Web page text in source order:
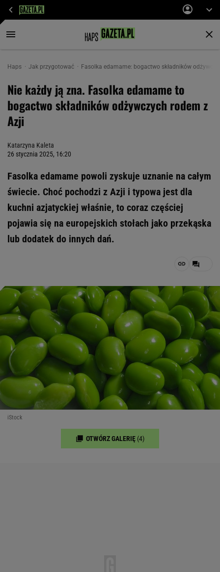
Haps Jak przygotować Fasolka edamame: bogactwo składników
Nie każdy ją zna. Fasolka edamame to
bogactwo składników odżywczych rodem z
Azji
Katarzyna Kaleta
26 stycznia 2025, 16:20
Fasolka edamame powoli zyskuje uznanie na całym
świecie. Choć pochodzi z Azji i typowa jest dla
kuchni azjatyckiej właśnie, to coraz częściej
pojawia się na europejskich stołach jako przekąska
lub dodatek do innych dań.
iStock
OTWÓRZ GALERIĘ (4)